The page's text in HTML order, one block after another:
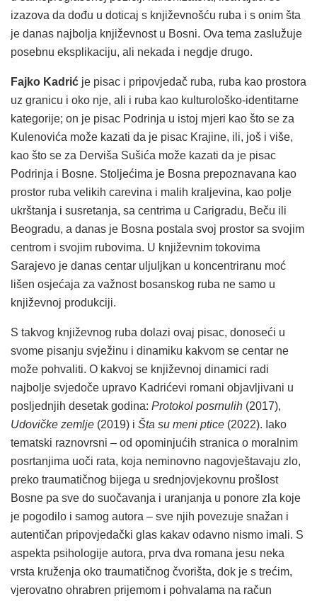
izazova da dođu u doticaj s književnošću ruba i s onim šta
je danas najbolja književnost u Bosni. Ova tema zaslužuje
posebnu eksplikaciju, ali nekada i negdje drugo.
Fajko Kadrić je pisac i pripovjedač ruba, ruba kao prostora
uz granicu i oko nje, ali i ruba kao kulturološko-identitarne
kategorije; on je pisac Podrinja u istoj mjeri kao što se za
Kulenovića može kazati da je pisac Krajine, ili, još i više,
kao što se za Derviša Sušića može kazati da je pisac
Podrinja i Bosne. Stoljećima je Bosna prepoznavana kao
prostor ruba velikih carevina i malih kraljevina, kao polje
ukrštanja i susretanja, sa centrima u Carigradu, Beču ili
Beogradu, a danas je Bosna postala svoj prostor sa svojim
centrom i svojim rubovima. U književnim tokovima
Sarajevo je danas centar uljuljkan u koncentriranu moć
lišen osjećaja za važnost bosanskog ruba ne samo u
književnoj produkciji.
S takvog književnog ruba dolazi ovaj pisac, donoseći u
svome pisanju svježinu i dinamiku kakvom se centar ne
može pohvaliti. O kakvoj se književnoj dinamici radi
najbolje svjedoče upravo Kadrićevi romani objavljivani u
posljednjih desetak godina: Protokol posrnulih (2017),
Udovičke zemlje (2019) i Šta su meni ptice (2022). Iako
tematski raznovrsni – od opominjućih stranica o moralnim
posrtanjima uoči rata, koja neminovno nagovještavaju zlo,
preko traumatičnog bijega u srednjovjekovnu prošlost
Bosne pa sve do suočavanja i uranjanja u ponore zla koje
je pogodilo i samog autora – sve njih povezuje snažan i
autentičan pripovjedački glas kakav odavno nismo imali. S
aspekta psihologije autora, prva dva romana jesu neka
vrsta kruženja oko traumatičnog čvorišta, dok je s trećim,
vjerovatno ohrabren prijemom i pohvalama na račun